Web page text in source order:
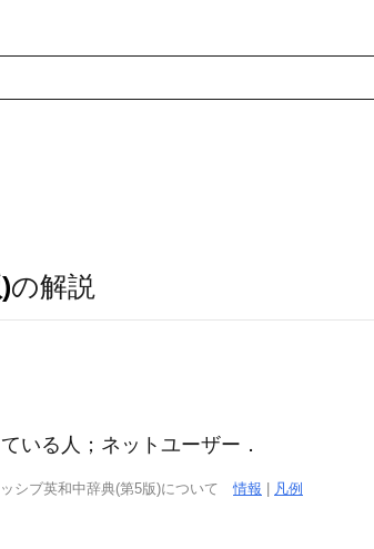
の解説
いる人；ネットユーザー ．
シブ英和中辞典(第5版)について情報 凡例